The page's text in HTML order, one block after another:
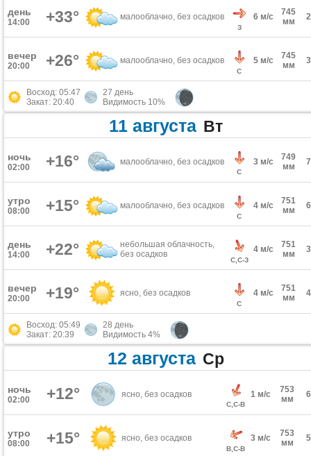
день
14:00 +33° малооблачно, без осадков
З
6 м/с
745
мм
вечер
20:00 +26° малооблачно, без осадков
С
5 м/с
745
мм
Восход: 05:47
Закат: 20:40
27 день
Видимость 10%
11 августа Вт
ночь
02:00 +16° малооблачно, без осадков
С
3 м/с
749
мм
утро
08:00 +15° малооблачно, без осадков
С
4 м/с
751
мм
день
14:00 +22°
небольшая облачность,
без осадков
С,С-З
4 м/с
751
мм
вечер
20:00 +19° ясно, без осадков
С
4 м/с
751
мм
Восход: 05:49
Закат: 20:39
28 день
Видимость 4%
12 августа Ср
ночь
02:00 +12° ясно, без осадков
С,С-В
1 м/с
753
мм
утро
08:00 +15° ясно, без осадков
В,С-В
3 м/с
753
мм